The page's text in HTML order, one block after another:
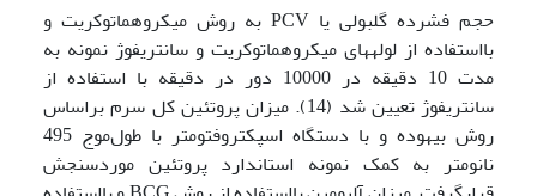
حجم فشرده گلبولی یا PCV به روش میکروهماتوکریت و
بااستفاده از لوله­های میکروهماتوکریت و سانتریفوژ نمونه به
مدت 10 دقیقه در 10000 دور در دقیقه با استفاده از
سانتریفوژ تعیین شد (14). میزان پروتئین کل سرم براساس
روش بیهوده و با دستگاه اسپکتروفتومتر با طول‌موج 495
نانومتر به کمک نمونه استاندارد پروتئین موردسنجش